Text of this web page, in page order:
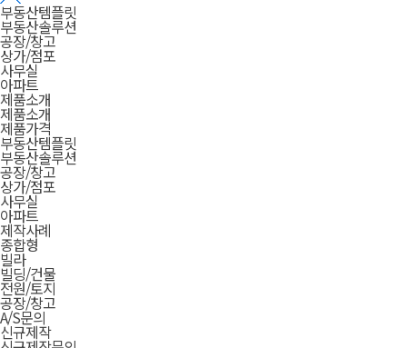
부동산템플릿
부동산솔루션
공장/창고
상가/점포
사무실
아파트
제품소개
제품소개
제품가격
부동산템플릿
부동산솔루션
공장/창고
상가/점포
사무실
아파트
제작사례
종합형
빌라
빌딩/건물
전원/토지
공장/창고
A/S문의
신규제작